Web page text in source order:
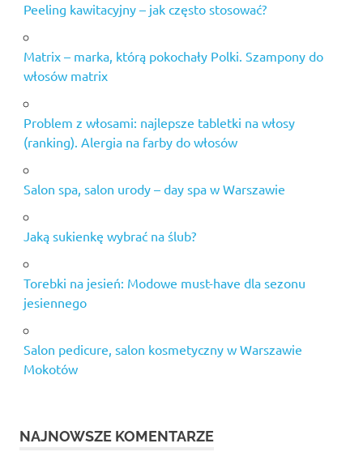
Peeling kawitacyjny – jak często stosować?
Matrix – marka, którą pokochały Polki. Szampony do
włosów matrix
Problem z włosami: najlepsze tabletki na włosy
(ranking). Alergia na farby do włosów
Salon spa, salon urody – day spa w Warszawie
Jaką sukienkę wybrać na ślub?
Torebki na jesień: Modowe must-have dla sezonu
jesiennego
Salon pedicure, salon kosmetyczny w Warszawie
Mokotów
NAJNOWSZE KOMENTARZE